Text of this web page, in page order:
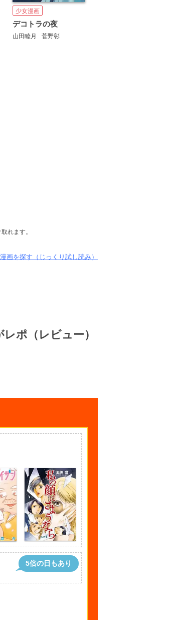
少女漫画
デコトラの夜
山田睦月 菅野彰
れます。
画を探す（じっくり試し読み）
ポ（レビュー）
5倍の日もあり